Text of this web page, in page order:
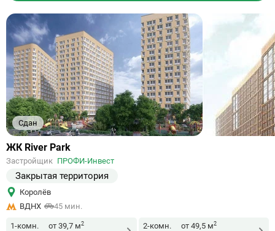
Сдан
Ссылка
объект
ЖК River Park
Застройщик ПРОФИ-Инвест
Закрытая территория
Королёв
ВДНХ
45 мин.
1-комн. от 39,7 м2 2-комн. от 49,5 м2